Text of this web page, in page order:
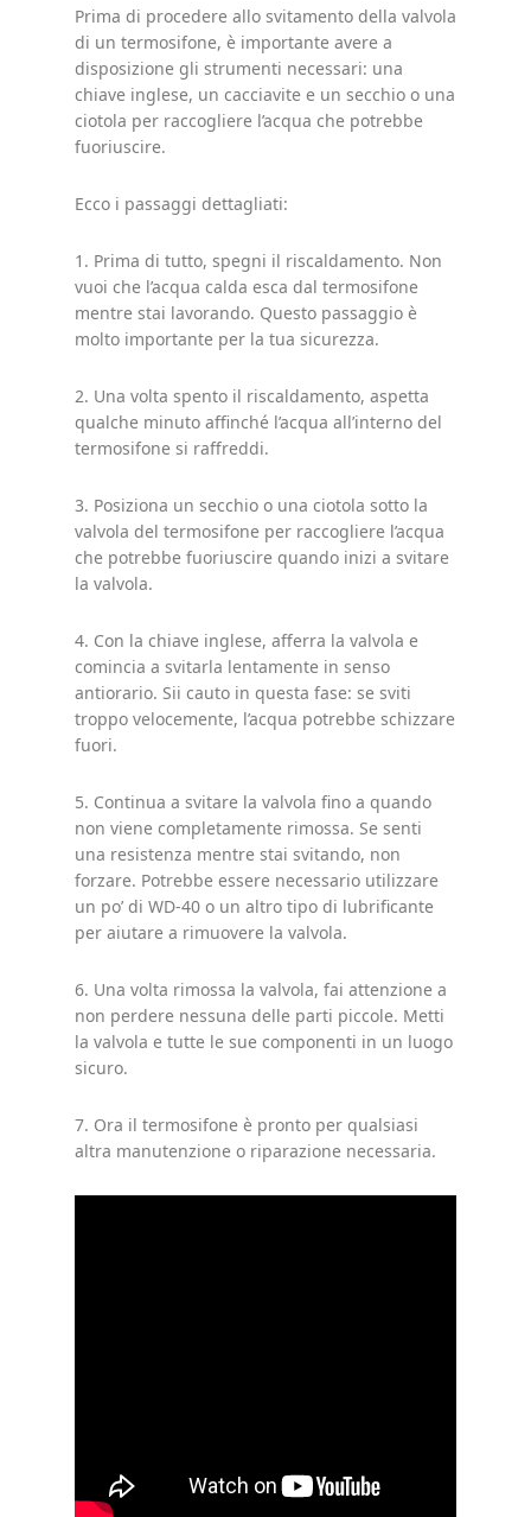
Prima di procedere allo svitamento della valvola
di un termosifone, è importante avere a
disposizione gli strumenti necessari: una
chiave inglese, un cacciavite e un secchio o una
ciotola per raccogliere l’acqua che potrebbe
fuoriuscire.
Ecco i passaggi dettagliati:
1. Prima di tutto, spegni il riscaldamento. Non
vuoi che l’acqua calda esca dal termosifone
mentre stai lavorando. Questo passaggio è
molto importante per la tua sicurezza.
2. Una volta spento il riscaldamento, aspetta
qualche minuto affinché l’acqua all’interno del
termosifone si raffreddi.
3. Posiziona un secchio o una ciotola sotto la
valvola del termosifone per raccogliere l’acqua
che potrebbe fuoriuscire quando inizi a svitare
la valvola.
4. Con la chiave inglese, afferra la valvola e
comincia a svitarla lentamente in senso
antiorario. Sii cauto in questa fase: se sviti
troppo velocemente, l’acqua potrebbe schizzare
fuori.
5. Continua a svitare la valvola fino a quando
non viene completamente rimossa. Se senti
una resistenza mentre stai svitando, non
forzare. Potrebbe essere necessario utilizzare
un po’ di WD-40 o un altro tipo di lubrificante
per aiutare a rimuovere la valvola.
6. Una volta rimossa la valvola, fai attenzione a
non perdere nessuna delle parti piccole. Metti
la valvola e tutte le sue componenti in un luogo
sicuro.
7. Ora il termosifone è pronto per qualsiasi
altra manutenzione o riparazione necessaria.